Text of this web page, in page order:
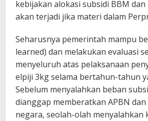
kebijakan alokasi subsidi BBM dan
akan terjadi jika materi dalam
Seharusnya pemerintah mampu
learned) dan melakukan evaluasi
menyeluruh atas pelaksanaan
elpiji 3kg selama bertahun-tahun
Sebelum menyalahkan beban
dianggap memberatkan APBN
negara, seolah-olah menyalahkan